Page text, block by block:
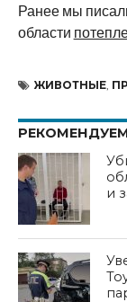
Ранее мы
области
ЖИВОТНЫЕ,
и